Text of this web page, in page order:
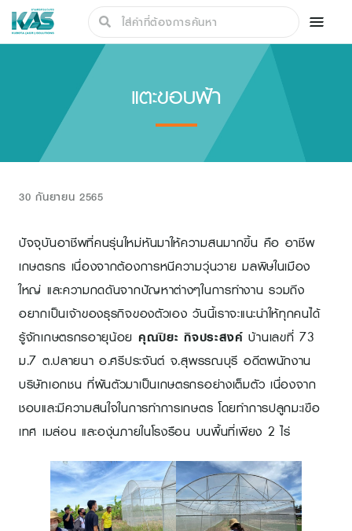
แตะขอบฟ้า
30 กันยายน 2565
ปัจจุบันอาชีพที่คนรุ่นใหม่หันมาให้ความสนมากขึ้น คือ อาชีพ
เกษตรกร เนื่องจากต้องการหนีความวุ่นวาย มลพิษในเมือง
ใหญ่ และความกดดันจากปัญหาต่างๆในการทำงาน รวมถึง
อยากเป็นเจ้าของธุรกิจของตัวเอง วันนี้เราจะแนะนำให้ทุกคนได้
รู้จักเกษตรกรอายุน้อย คุณปิยะ กิจประสงค์ บ้านเลขที่ 73
ม.7 ต.ปลายนา อ.ศรีประจันต์ จ.สุพรรณบุรี อดีตพนักงาน
บริษัทเอกชน ที่ผันตัวมาเป็นเกษตรกรอย่างเต็มตัว เนื่องจาก
ชอบและมีความสนใจในการทำการเกษตร โดยทำการปลูกมะเขือ
เทศ เมล่อน และองุ่นภายในโรงรือน บนพื้นที่เพียง 2 ไร่